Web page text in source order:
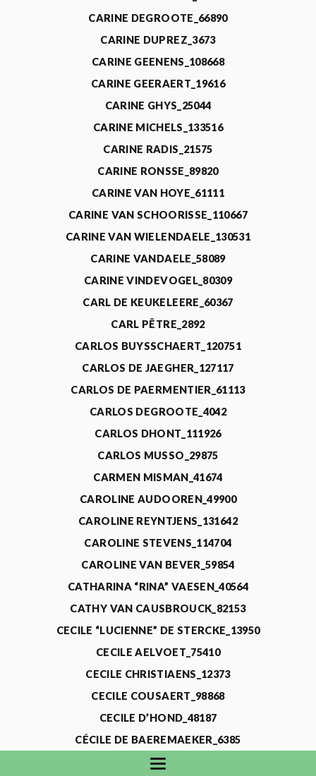
CARINE DEGROOTE_66890
CARINE DUPREZ_3673
CARINE GEENENS_108668
CARINE GEERAERT_19616
CARINE GHYS_25044
CARINE MICHELS_133516
CARINE RADIS_21575
CARINE RONSSE_89820
CARINE VAN HOYE_61111
CARINE VAN SCHOORISSE_110667
CARINE VAN WIELENDAELE_130531
CARINE VANDAELE_58089
CARINE VINDEVOGEL_80309
CARL DE KEUKELEERE_60367
CARL PÊTRE_2892
CARLOS BUYSSCHAERT_120751
CARLOS DE JAEGHER_127117
CARLOS DE PAERMENTIER_61113
CARLOS DEGROOTE_4042
CARLOS DHONT_111926
CARLOS MUSSO_29875
CARMEN MISMAN_41674
CAROLINE AUDOOREN_49900
CAROLINE REYNTJENS_131642
CAROLINE STEVENS_114704
CAROLINE VAN BEVER_59854
CATHARINA “RINA” VAESEN_40564
CATHY VAN CAUSBROUCK_82153
CECILE “LUCIENNE” DE STERCKE_13950
CECILE AELVOET_75410
CECILE CHRISTIAENS_12373
CECILE COUSAERT_98868
CECILE D’HOND_48187
CÉCILE DE BAEREMAEKER_6385
CECILE DE WAELE_4731